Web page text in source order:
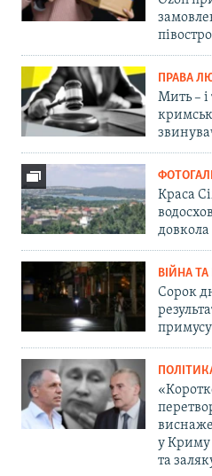
ПРАВА
Мить –
Краса
довкола
ВІЙНА
Сорок
примусу
у Криму
та